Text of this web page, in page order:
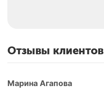
Отзывы клиентов
Марина Агапова